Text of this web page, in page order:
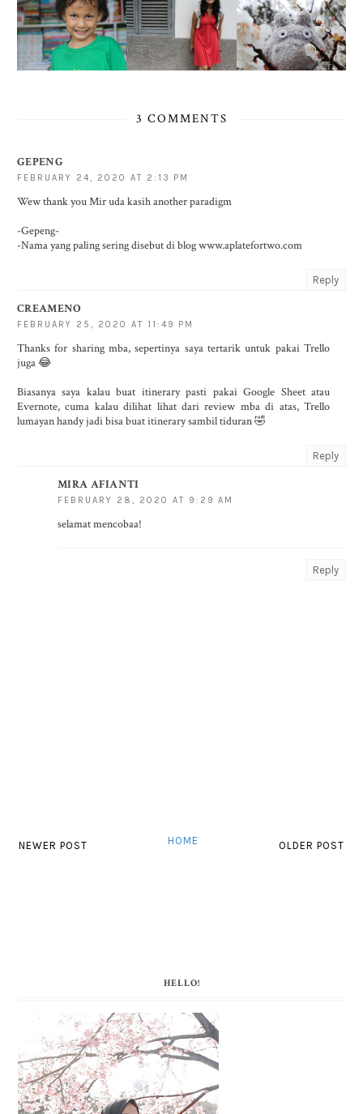
3 COMMENTS
GEPENG
FEBRUARY 24, 2020 AT 2:13 PM
Wew thank you Mir uda kasih another paradigm
-Gepeng-
-Nama yang paling sering disebut di blog www.aplatefortwo.com
Reply
CREAMENO
FEBRUARY 25, 2020 AT 11:49 PM
Thanks for sharing mba, sepertinya saya tertarik untuk pakai Trello
juga 😂
Biasanya saya kalau buat itinerary pasti pakai Google Sheet atau
Evernote, cuma kalau dilihat lihat dari review mba di atas, Trello
lumayan handy jadi bisa buat itinerary sambil tiduran 🤣
Reply
MIRA AFIANTI
FEBRUARY 28, 2020 AT 9:29 AM
selamat mencobaa!
Reply
NEWER POST OLDER POST
HOME
HELLO!